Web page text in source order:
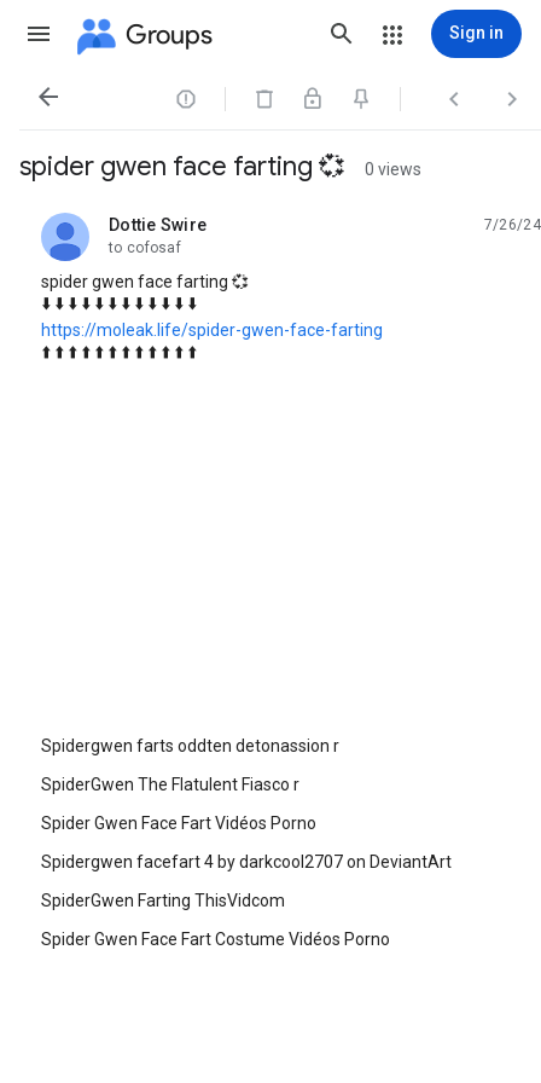
Groups Sign in
   
spider gwen face farting 💞 0 views
Dottie Swire
unread,
7/26/24
to cofosaf
spider gwen face farting 💞
⬇️ ⬇️ ⬇️ ⬇️ ⬇️ ⬇️ ⬇️ ⬇️ ⬇️ ⬇️ ⬇️ ⬇️
https://moleak.life/spider-gwen-face-farting
⬆️ ⬆️ ⬆️ ⬆️ ⬆️ ⬆️ ⬆️ ⬆️ ⬆️ ⬆️ ⬆️ ⬆️
Spidergwen farts oddten detonassion r
SpiderGwen The Flatulent Fiasco r
Spider Gwen Face Fart Vidéos Porno
Spidergwen facefart 4 by darkcool2707 on DeviantArt
SpiderGwen Farting ThisVidcom
Spider Gwen Face Fart Costume Vidéos Porno